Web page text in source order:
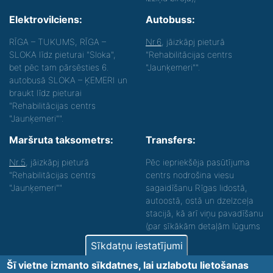
Elektrovilciens:
RĪGA – TUKUMS, RĪGA –
SLOKA līdz pieturai "Sloka",
bet pēc tam pārsēsties 6.
autobusā SLOKA – ĶEMERI un
braukt līdz pieturai
"Rehabilitācijas centrs
"Jaunķemeri"".
Autobuss:
Nr.6 , jāizkāpj pieturā
"Rehabilitācijas centrs
"Jaunķemeri"".
Maršruta taksometrs:
Nr.5 , jāizkāpj pieturā
"Rehabilitācijas centrs
"Jaunķemeri""
Transfers:
Pēc iepriekšēja pasūtījuma
centrs nodrošina viesu
sagaidīšanu Rīgas lidostā,
autoostā, ostā un dzelzceļa
stacijā, kā arī viņu pavadīšanu
(par sīkākām detaļām lūgums
zvanīt).
Nodrošinām vides piekļūstamību personām ar
Sīkdatņu iestatījumi
Šī vietne izmanto sīkdatnes, lai uzlabotu lietošanas